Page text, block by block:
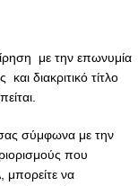
με την επωνυμία
διακριτικό τίτλο
σύμφωνα με την
που
μπορείτε να